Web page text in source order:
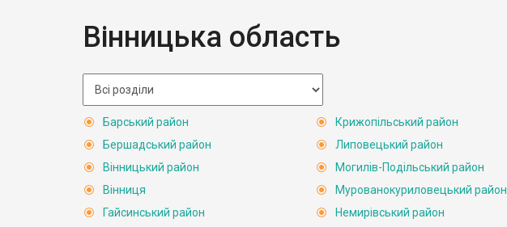
Вінницька область
Барський район
Бершадський район
Вінницький район
Вінниця
Гайсинський район
Крижопільський район
Липовецький район
Могилів-Подільський район
Мурованокуриловецький район
Немирівський район